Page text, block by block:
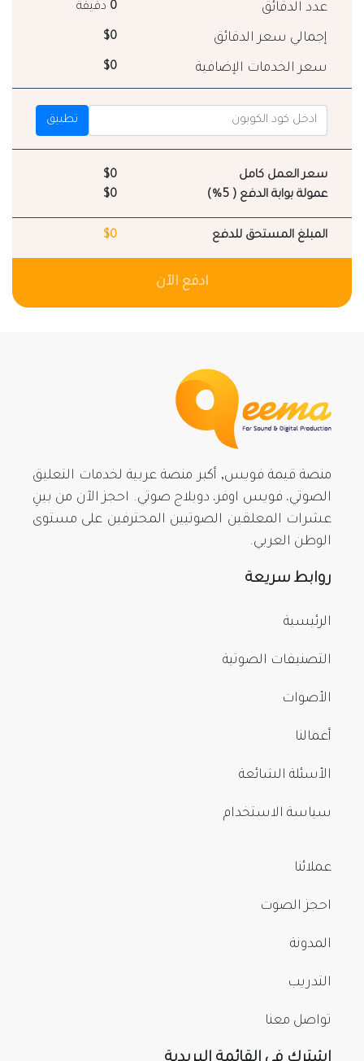
عدد الدقائق 0 دقيقة
إجمالي سعر الدقائق $0
سعر الخدمات الإضافية $0
تطبيق
سعر العمل كامل
$0
عمولة بوابة الدفع ( 5%)
$0
المبلغ المستحق للدفع $0
ادفع الآن
منصة قيمة فويس, أكبر منصة عربية لخدمات التعليق
الصوتي، فويس اوفر، دوبلاج صوتي. احجز الآن من بينِ
عشرات المعلقين الصوتيين المحترفين على مستوى
الوطن العربي.
روابط سريعة
الرئيسية
التصنيفات الصوتية
الأصوات
أعمالنا
الأسئلة الشائعة
سياسة الاستخدام
عملائنا
احجز الصوت
المدونة
التدريب
تواصل معنا